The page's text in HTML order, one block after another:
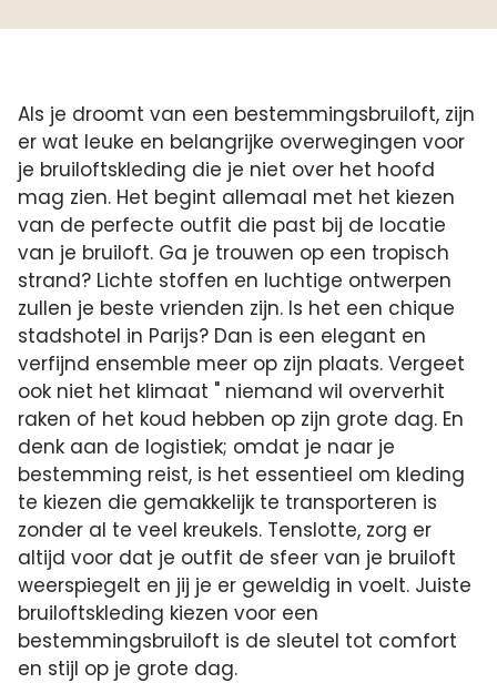
Als je droomt van een bestemmingsbruiloft, zijn
er wat leuke en belangrijke overwegingen voor
je bruiloftskleding die je niet over het hoofd
mag zien. Het begint allemaal met het kiezen
van de perfecte outfit die past bij de locatie
van je bruiloft. Ga je trouwen op een tropisch
strand? Lichte stoffen en luchtige ontwerpen
zullen je beste vrienden zijn. Is het een chique
stadshotel in Parijs? Dan is een elegant en
verfijnd ensemble meer op zijn plaats. Vergeet
ook niet het klimaat " niemand wil oververhit
raken of het koud hebben op zijn grote dag. En
denk aan de logistiek; omdat je naar je
bestemming reist, is het essentieel om kleding
te kiezen die gemakkelijk te transporteren is
zonder al te veel kreukels. Tenslotte, zorg er
altijd voor dat je outfit de sfeer van je bruiloft
weerspiegelt en jij je er geweldig in voelt. Juiste
bruiloftskleding kiezen voor een
bestemmingsbruiloft is de sleutel tot comfort
en stijl op je grote dag.